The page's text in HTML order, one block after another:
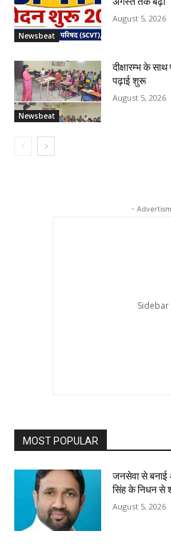
Newsbeat
August 5, 2026
Newsbeat
दीक्षारम्भ के
पढ़ाई शुरू
August 5, 2026
-
MOST POPULAR
जनसेवा से बनाई
सिंह के निधन से
August 5, 2026